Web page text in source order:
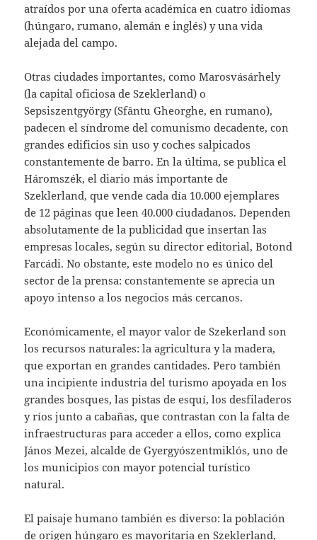
atraídos por una oferta académica en cuatro idiomas
(húngaro, rumano, alemán e inglés) y una vida
alejada del campo.
Otras ciudades importantes, como Marosvásárhely
(la capital oficiosa de Szeklerland) o
Sepsiszentgyörgy (Sfântu Gheorghe, en rumano),
padecen el síndrome del comunismo decadente, con
grandes edificios sin uso y coches salpicados
constantemente de barro. En la última, se publica el
Háromszék, el diario más importante de
Szeklerland, que vende cada día 10.000 ejemplares
de 12 páginas que leen 40.000 ciudadanos. Dependen
absolutamente de la publicidad que insertan las
empresas locales, según su director editorial, Botond
Farcádi. No obstante, este modelo no es único del
sector de la prensa: constantemente se aprecia un
apoyo intenso a los negocios más cercanos.
Económicamente, el mayor valor de Szekerland son
los recursos naturales: la agricultura y la madera,
que exportan en grandes cantidades. Pero también
una incipiente industria del turismo apoyada en los
grandes bosques, las pistas de esquí, los desfiladeros
y ríos junto a cabañas, que contrastan con la falta de
infraestructuras para acceder a ellos, como explica
János Mezei, alcalde de Gyergyószentmiklós, uno de
los municipios con mayor potencial turístico
natural.
El paisaje humano también es diverso: la población
de origen húngaro es mayoritaria en Szeklerland,